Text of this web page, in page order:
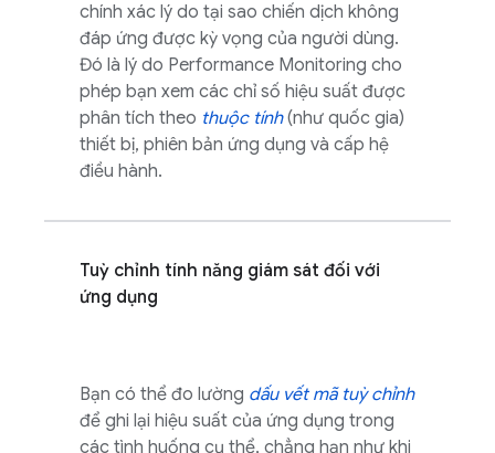
chính xác lý do tại sao chiến dịch không
đáp ứng được kỳ vọng của người dùng.
Đó là lý do Performance Monitoring cho
phép bạn xem các chỉ số hiệu suất được
phân tích theo thuộc tính(như quốc gia)
thiết bị, phiên bản ứng dụng và cấp hệ
điều hành.
Tuỳ chỉnh tính năng giám sát đối với
ứng dụng
Bạn có thể đo lường dấu vết mã tuỳ chỉnh
để ghi lại hiệu suất của ứng dụng trong
các tình huống cụ thể, chẳng hạn như khi